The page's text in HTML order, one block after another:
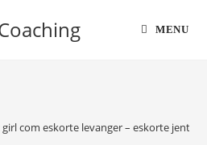
MENU
girl com eskorte levanger – eskorte jenter